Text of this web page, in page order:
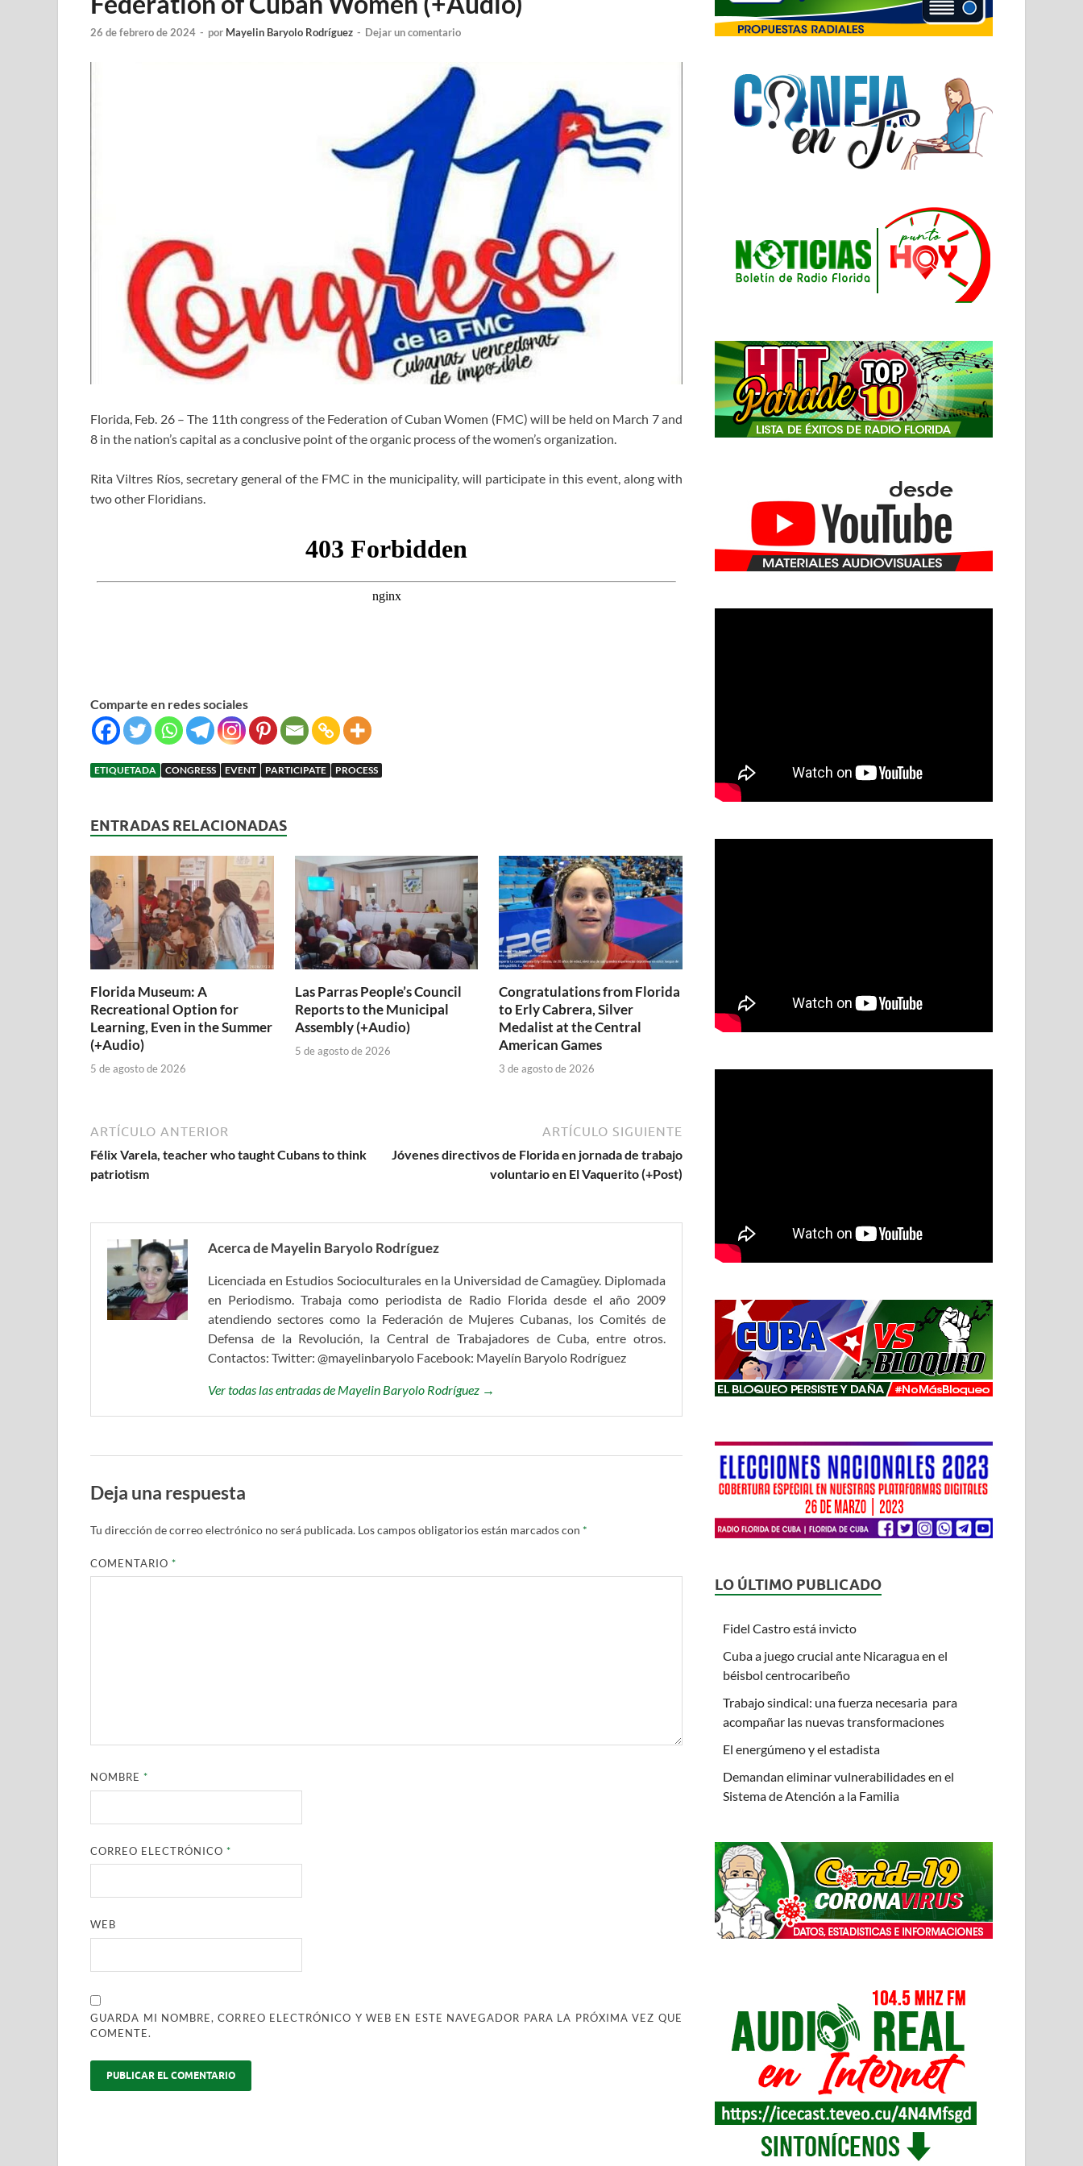
26 de febrero de 2024 - por Mayelin Baryolo Rodríguez - Dejar un comentario
Florida, Feb. 26 – The 11th congress of the Federation of Cuban Women (FMC) will be held on March 7 and
8 in the nation’s capital as a conclusive point of the organic process of the women’s organization.
Rita Viltres Ríos, secretary general of the FMC in the municipality, will participate in this event, along with
two other Floridians.
Comparte en redes sociales
ETIQUETADA CONGRESS EVENT PARTICIPATE PROCESS
ENTRADAS RELACIONADAS
Florida Museum: A
Recreational Option for
Learning, Even in the Summer
(+Audio)
5 de agosto de 2026
Las Parras People’s Council
Reports to the Municipal
Assembly (+Audio)
5 de agosto de 2026
Congratulations from Florida
to Erly Cabrera, Silver
Medalist at the Central
American Games
3 de agosto de 2026
ARTÍCULO ANTERIOR
Félix Varela, teacher who taught Cubans to think
patriotism
ARTÍCULO SIGUIENTE
Jóvenes directivos de Florida en jornada de trabajo
voluntario en El Vaquerito (+Post)
Acerca de Mayelin Baryolo Rodríguez
Licenciada en Estudios Socioculturales en la Universidad de Camagüey. Diplomada
en Periodismo. Trabaja como periodista de Radio Florida desde el año 2009
atendiendo sectores como la Federación de Mujeres Cubanas, los Comités de
Defensa de la Revolución, la Central de Trabajadores de Cuba, entre otros.
Contactos: Twitter: @mayelinbaryolo Facebook: Mayelín Baryolo Rodríguez
Ver todas las entradas de Mayelin Baryolo Rodríguez →
Deja una respuesta
Tu dirección de correo electrónico no será publicada. Los campos obligatorios están marcados con *
COMENTARIO*
NOMBRE*
CORREO ELECTRÓNICO*
WEB
GUARDA MI NOMBRE, CORREO ELECTRÓNICO Y WEB EN ESTE NAVEGADOR PARA LA PRÓXIMA VEZ QUE
COMENTE.
LO ÚLTIMO PUBLICADO
Fidel Castro está invicto
Cuba a juego crucial ante Nicaragua en el
béisbol centrocaribeño
Trabajo sindical: una fuerza necesaria para
acompañar las nuevas transformaciones
El energúmeno y el estadista
Demandan eliminar vulnerabilidades en el
Sistema de Atención a la Familia